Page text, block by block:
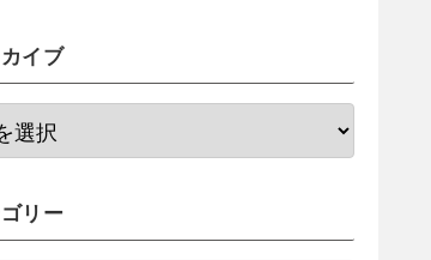
イブ
リー